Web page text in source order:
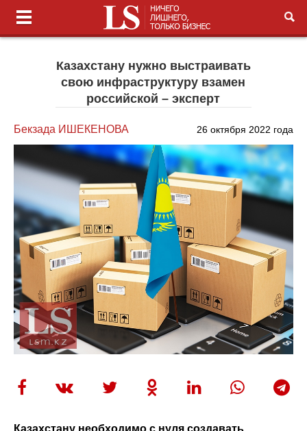
Казахстану нужно выстраивать
свою инфраструктуру взамен
российской – эксперт
Бекзада ИШЕКЕНОВА 26 октября 2022 года
Казахстану необходимо с нуля создавать